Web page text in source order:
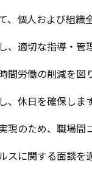
個人および組織
適切な指導・管
労働の削減を図
休日を確保します
現のため、職場間
に関する面談を